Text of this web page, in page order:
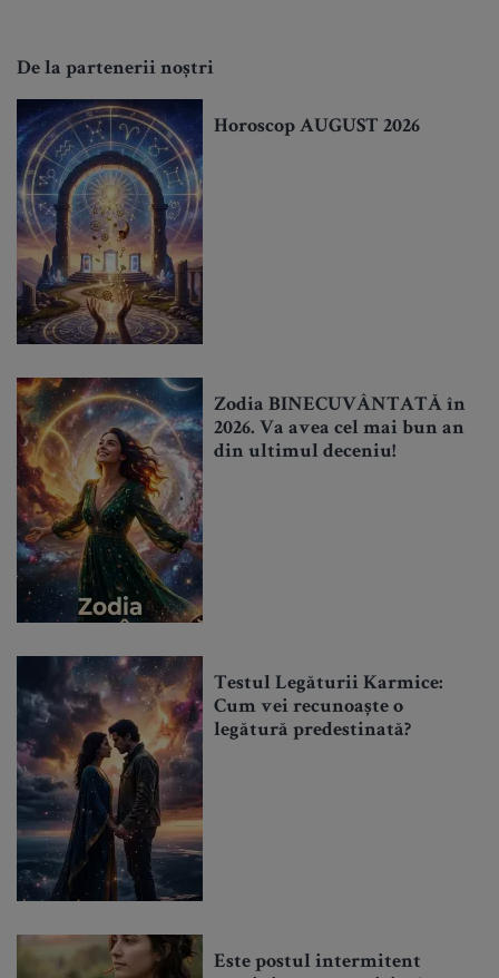
De la partenerii noștri
Horoscop AUGUST 2026
Zodia BINECUVÂNTATĂ în
2026. Va avea cel mai bun an
din ultimul deceniu!
Testul Legăturii Karmice:
Cum vei recunoaște o
legătură predestinată?
Este postul intermitent